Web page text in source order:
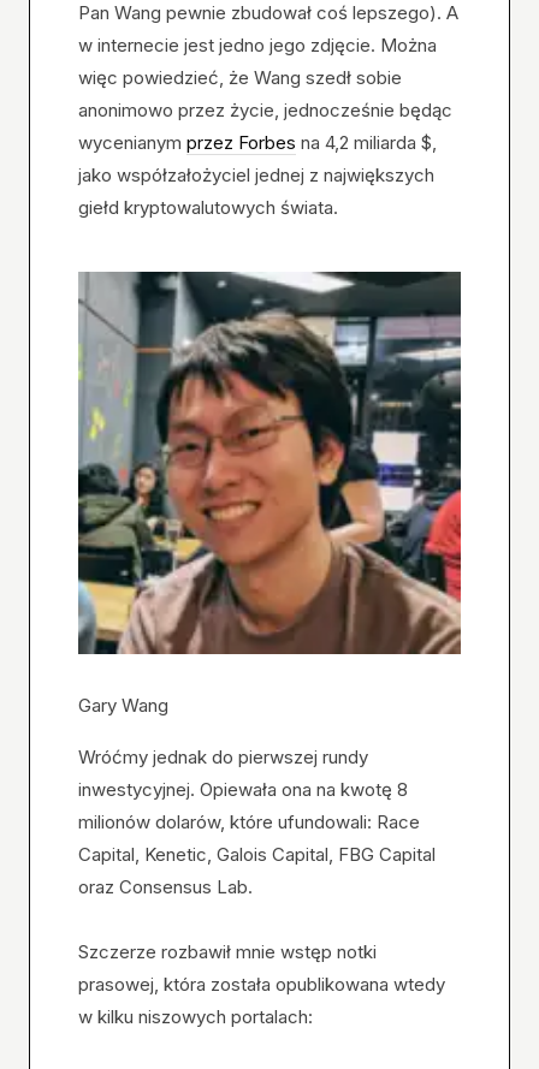
Pan Wang pewnie zbudował coś lepszego). A
w internecie jest jedno jego zdjęcie. Można
więc powiedzieć, że Wang szedł sobie
anonimowo przez życie, jednocześnie będąc
wycenianym przez Forbes na 4,2 miliarda $,
jako współzałożyciel jednej z największych
giełd kryptowalutowych świata.
Gary Wang
Wróćmy jednak do pierwszej rundy
inwestycyjnej. Opiewała ona na kwotę 8
milionów dolarów, które ufundowali: Race
Capital, Kenetic, Galois Capital, FBG Capital
oraz Consensus Lab.
Szczerze rozbawił mnie wstęp notki
prasowej, która została opublikowana wtedy
w kilku niszowych portalach: